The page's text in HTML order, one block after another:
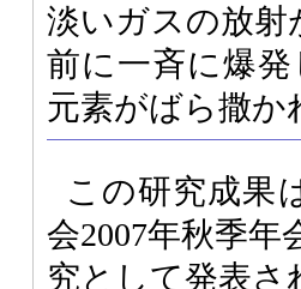
淡いガスの放射
前に一斉に爆
元素がばら撒
この研究成果
会2007年秋季年
究として発表さ